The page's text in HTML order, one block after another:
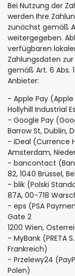
Bei Nutzung der
werden Ihre
zunächst gemäß
weitergegeben.
verfügbaren
Zahlungsdaten
gemäß Art. 6 Abs.
Anbieter:
- Apple Pay
Hollyhill Industrial
- Google Pay
Barrow St, Dublin,
- iDeal (Currence
Amsterdam,
- bancontact
82, 1040 Brüssel,
- blik (Polski
87A, 00-718
- eps (PSA
Gate 2
1200 Wien,
- MyBank (PRETA
Frankreich)
- Przelewy24
Polen)